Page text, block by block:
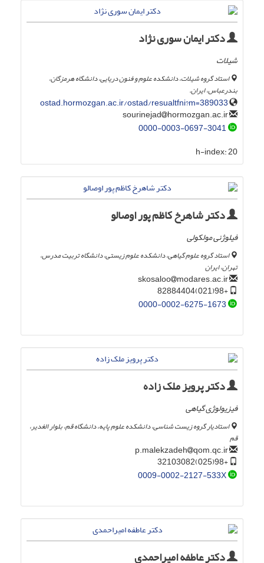
دکتر ایمان سوری نژاد
شیلات
استاد گروه شیلات، دانشکده علوم و فنون دریایی، دانشگاه هرمزگان،
بندرعباس، ایران.
ostad.hormozgan.ac.ir/ostad/resualtfni?m=389033
hormozgan.ac.ir
0000-0003-0697-3041
h-index:20
دکتر شاهرخ کاظم پور اوصالو
فیلوژنی مولکولی
استاد گروه علوم گیاهی، دانشکده علوم زیستی، دانشگاه تربیت مدرس،
تهران، ایران
modares.ac.ir
+98(021)82884404
0000-0002-6275-1673
دکتر پرویز ملک زاده
فیزیولوژی گیاهی
استادیار گروه زیست شناسی، دانشکده علوم پایه، دانشگاه قم، بلوار الغدیر،
قم
qom.qc.ir
+98(025)32103082
0009-0002-2127-533X
دکتر عاطفه امیراحمدی